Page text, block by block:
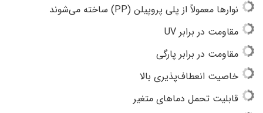
نوارها معمولاً از پلی پروپیلن (PP) ساخته می‌شوند
مقاومت در برابر UV
مقاومت در برابر پارگی
خاصیت انعطاف‌پذیری بالا
قابلیت تحمل دماهای متغیر